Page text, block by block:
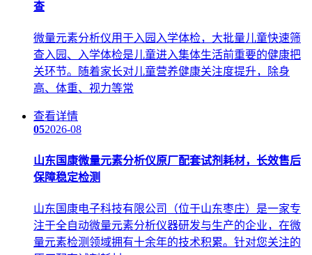
查
微量元素分析仪用于入园入学体检，大批量儿童快速筛
查入园、入学体检是儿童进入集体生活前重要的健康把
关环节。随着家长对儿童营养健康关注度提升，除身
高、体重、视力等常
查看详情
052026-08
山东国康微量元素分析仪原厂配套试剂耗材，长效售后
保障稳定检测
山东国康电子科技有限公司（位于山东枣庄）是一家专
注于全自动微量元素分析仪器研发与生产的企业，在微
量元素检测领域拥有十余年的技术积累。针对您关注的